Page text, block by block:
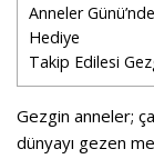
Anneler
Hediye
Takip Edilesi
Gezgin anneler;
dünyayı gezen